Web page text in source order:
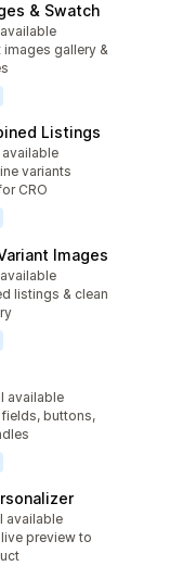
& Swatch
images gallery &
Listings
available
variants
CRO
Images
listings & clean
available
buttons,
available
preview to